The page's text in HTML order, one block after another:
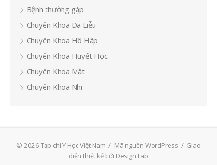
Bệnh thường gặp
Chuyên Khoa Da Liễu
Chuyên Khoa Hô Hấp
Chuyên Khoa Huyết Học
Chuyên Khoa Mắt
Chuyên Khoa Nhi
© 2026 Tạp chí Y Học Việt Nam / Mã nguồn WordPress / Giao
diện thiết kế bởi Design Lab